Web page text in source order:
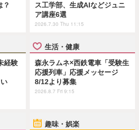
？
ス工学部、生成AIなどジュニ
ア講座6選
2026.7.30 Thu 11:15
経験
生活・健康
森永ラムネ×西鉄電車「受験生
応援列車」応援メッセージ
8/12より募集
2026.8.7 Fri 9:15
趣味・娯楽